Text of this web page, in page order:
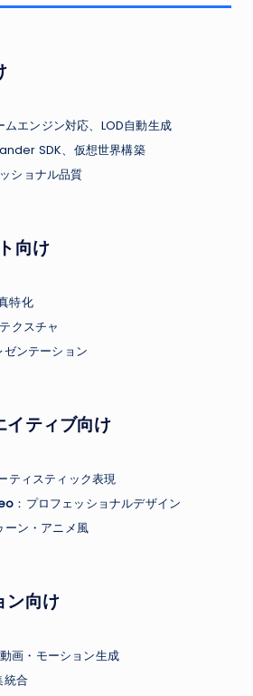
ムエンジン対応、LOD自動生成
SDK、仮想世界構築
ショナル品質
向け
特化
クスチャ
ゼンテーション
イティブ向け
ティスティック表現
：プロフェッショナルデザイン
ーン・アニメ風
ン向け
動画・モーション生成
統合